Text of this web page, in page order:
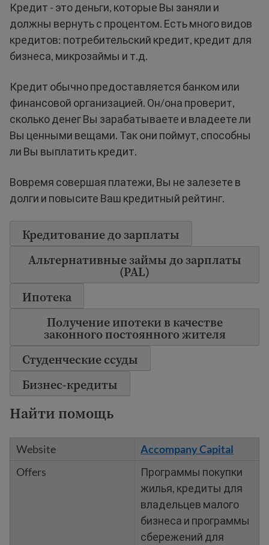
Кредит - это деньги, которые Вы заняли и
должны вернуть с процентом. Есть много видов
кредитов: потребительский кредит, кредит для
бизнеса, микрозаймы и т.д.
Кредит обычно предоставляется банком или
финансовой организацией. Он/она проверит,
сколько денег Вы зарабатываете и владеете ли
Вы ценными вещами. Так они поймут, способны
ли Вы выплатить кредит.
Вовремя совершая платежи, Вы не залезете в
долги и повысите Ваш кредитный рейтинг.
Кредитование до зарплаты
Альтернативные займы до зарплаты
(PAL)
Ипотека
Получение ипотеки в качестве
законного постоянного жителя
Студенческие ссуды
Бизнес-кредиты
Найти помощь
Accompany Capital
Программы покупки
жилья, кредиты для
владельцев малого
бизнеса и программы
сбережений для